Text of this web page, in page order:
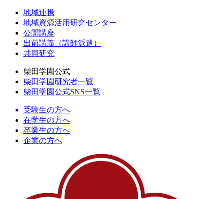
地域連携
地域資源活用研究センター
公開講座
出前講義（講師派遣）
共同研究
柴田学園公式
柴田学園研究者一覧
柴田学園公式SNS一覧
受験生の方へ
在学生の方へ
卒業生の方へ
企業の方へ